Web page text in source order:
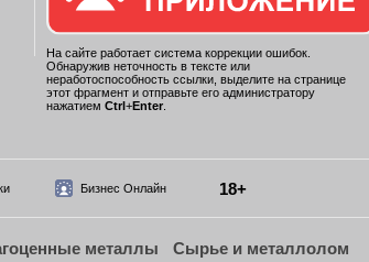
На сайте работает система коррекции ошибок.
Обнаружив неточность в тексте или
неработоспособность ссылки, выделите на странице
этот фрагмент и отправьте его администратору
нажатием Ctrl +Enter.
Бизнес Онлайн 18+
металлы Сырье и металлолом